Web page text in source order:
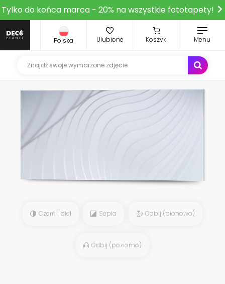
Tylko do końca marca - 20% na wszystkie fototapety!
Polska Ulubione Koszyk Menu
Czerń i biel Sepia Odbij (pionowo)
Odbij (poziomo)